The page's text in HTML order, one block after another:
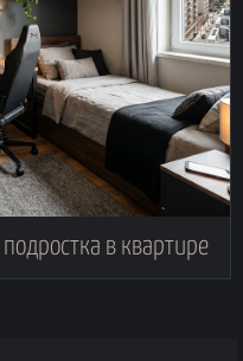
в квартире